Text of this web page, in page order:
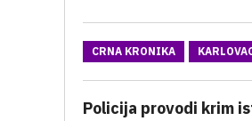
CRNA KRONIKA
Policija provodi krim